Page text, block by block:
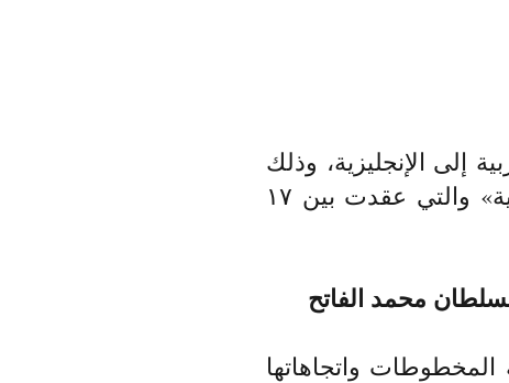
إلى الإنجليزية، وذلك
لحضور «المدرسة الصيفية الدولية للترجمة الأدبية والكتابة الإبداعية» والتي عقدت بين ١٧
محمد الفاتح
واتجاهاتها